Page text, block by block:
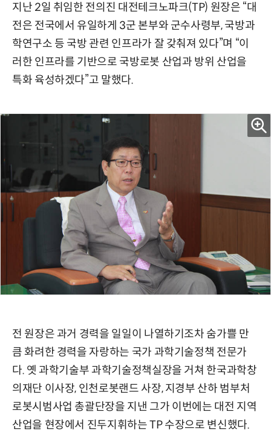
지난 2일 취임한 전의진 대전테크노파크(TP) 원장은 “대
전은 전국에서 유일하게 3군 본부와 군수사령부, 국방과
학연구소 등 국방 관련 인프라가 잘 갖춰져 있다”며 “이
러한 인프라를 기반으로 국방로봇 산업과 방위 산업을
특화 육성하겠다”고 말했다.
전 원장은 과거 경력을 일일이 나열하기조차 숨가쁠 만
큼 화려한 경력을 자랑하는 국가 과학기술정책 전문가
다. 옛 과학기술부 과학기술정책실장을 거쳐 한국과학창
의재단 이사장, 인천로봇랜드 사장, 지경부 산하 범부처
로봇시범사업 총괄단장을 지낸 그가 이번에는 대전 지역
산업을 현장에서 진두지휘하는 TP 수장으로 변신했다.